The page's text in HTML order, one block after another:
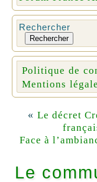
Rechercher
Rechercher
Politique de
Mentions
« Le décret
Face à
Le